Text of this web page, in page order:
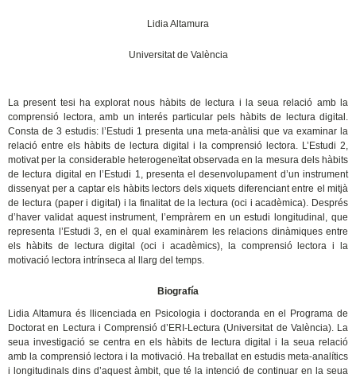
Lidia Altamura
Universitat de València
La present tesi ha explorat nous hàbits de lectura i la seua relació amb la
comprensió lectora, amb un interés particular pels hàbits de lectura digital.
Consta de 3 estudis: l’Estudi 1 presenta una meta-anàlisi que va examinar la
relació entre els hàbits de lectura digital i la comprensió lectora. L’Estudi 2,
motivat per la considerable heterogeneïtat observada en la mesura dels hàbits
de lectura digital en l’Estudi 1, presenta el desenvolupament d’un instrument
dissenyat per a captar els hàbits lectors dels xiquets diferenciant entre el mitjà
de lectura (paper i digital) i la finalitat de la lectura (oci i acadèmica). Després
d’haver validat aquest instrument, l’empràrem en un estudi longitudinal, que
representa l’Estudi 3, en el qual examinàrem les relacions dinàmiques entre
els hàbits de lectura digital (oci i acadèmics), la comprensió lectora i la
motivació lectora intrínseca al llarg del temps.
Biografía
Lidia Altamura és llicenciada en Psicologia i doctoranda en el Programa de
Doctorat en Lectura i Comprensió d’ERI-Lectura (Universitat de València). La
seua investigació se centra en els hàbits de lectura digital i la seua relació
amb la comprensió lectora i la motivació. Ha treballat en estudis meta-analítics
i longitudinals dins d’aquest àmbit, que té la intenció de continuar en la seua